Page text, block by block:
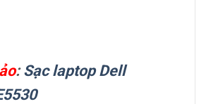
:Sạc laptop Dell